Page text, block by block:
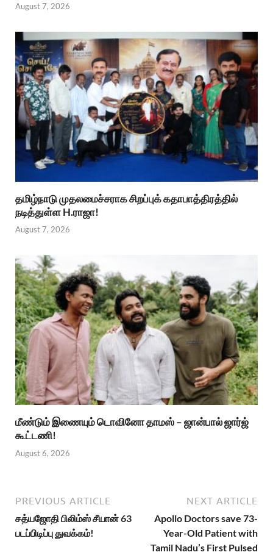
August 7, 2026
தமிழ்நாடு முதலமைச்சராக சிறப்புக் கதாபாத்திரத்தில்
நடித்துள்ள H.ராஜா!
August 7, 2026
மீண்டும் இணையும் டொவினோ தாமஸ் – ஜான்பால் ஜார்ஜ்
கூட்டணி!
August 6, 2026
PREVIOUS ARTICLE
சத்யஜோதி பிலிம்ஸ் சீயான் 63
படப்பிடிப்பு துவக்கம்!
NEXT ARTICLE
Apollo Doctors save 73-
Year-Old Patient with
Tamil Nadu’s First Pulsed